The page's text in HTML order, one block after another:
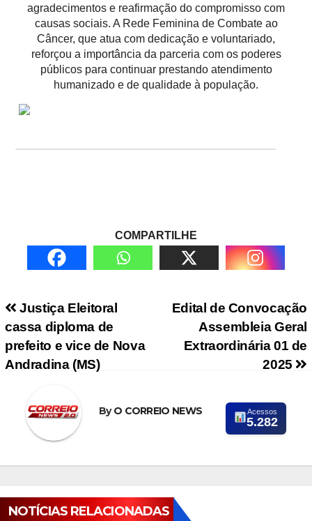
agradecimentos e reafirmação do compromisso com
causas sociais. A Rede Feminina de Combate ao
Câncer, que atua com dedicação e voluntariado,
reforçou a importância da parceria com os poderes
públicos para continuar prestando atendimento
humanizado e de qualidade à população.
COMPARTILHE
Navegação de PostEdital de Convocação
Assembleia Geral
Extraordinária 01 de
2025
Justiça Eleitoral
cassa diploma de
prefeito e vice de Nova
Andradina (MS)
ByO CORREIO NEWS Acessos
5.282
NOTÍCIAS RELACIONADAS